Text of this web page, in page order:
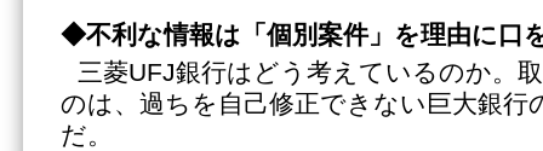
◆不利な情報は「個別案件」を理由に口
三菱UFJ銀行はどう考えているのか。
のは、過ちを自己修正できない巨大銀行
だ。